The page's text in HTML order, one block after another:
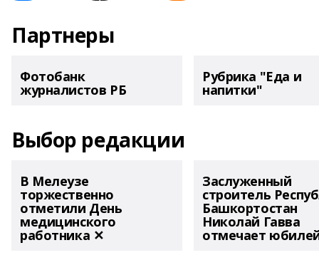
Партнеры
Фотобанк
журналистов РБ
Рубрика "Еда и
напитки"
Выбор редакции
В Мелеузе
торжественно
отметили День
медицинского
работника ✕
Заслуженный
строитель
Башкортостан
Николай Гавва
отмечает